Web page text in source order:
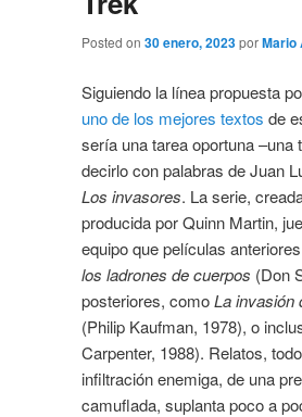
Posted on 30 enero, 2023porMario
Siguiendo la línea propuesta
uno de los mejores textos de
sería una tarea oportuna –una
decirlo con palabras de Juan
Los invasores. La serie,
producida por Quinn Martin,
equipo que películas
los ladrones de cuerpos (Don
posteriores, comoLa invasión
(Philip Kaufman, 1978), o
Carpenter, 1988). Relatos,
infiltración enemiga, de una
camuflada, suplanta poco a